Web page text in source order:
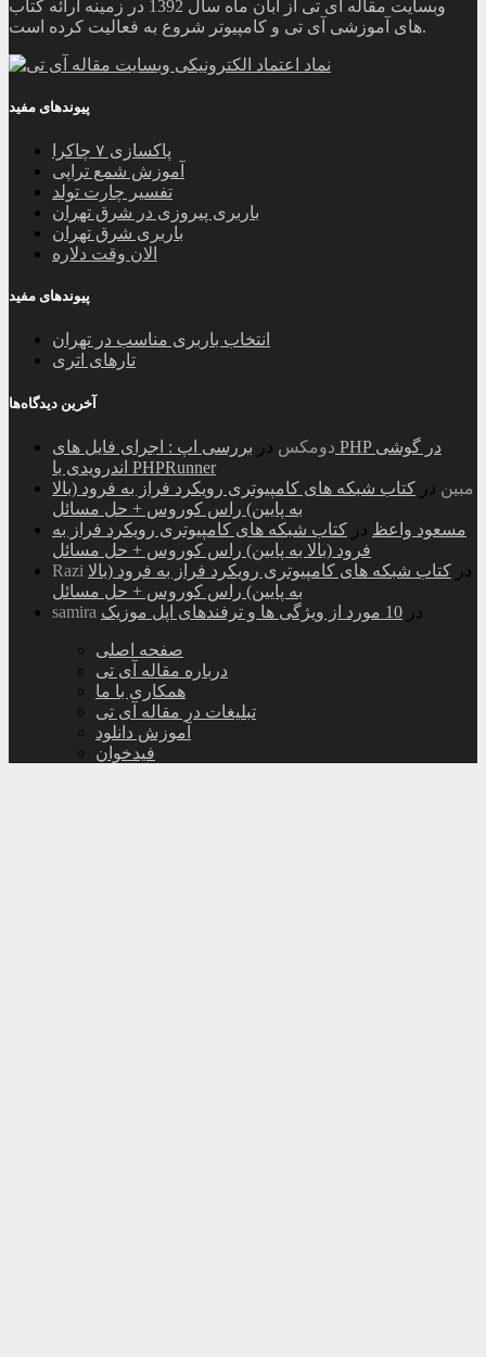
وبسایت مقاله آی تی از آبان ماه سال 1392 در زمینه ارائه کتاب
های آموزشی آی تی و کامپیوتر شروع به فعالیت کرده است.
پیوندهای مفید
پاکسازی ۷ چاکرا
آموزش شمع تراپی
تفسیر چارت تولد
باربری پیروزی در شرق تهران
باربری شرق تهران
الان وقت دلاره
پیوندهای مفید
انتخاب باربری مناسب در تهران
تارهای اتری
آخرین دیدگاه‌ها
دومکس در بررسی اپ : اجرای فایل های PHP در گوشی
اندرویدی با PHPRunner
مبین در کتاب شبکه های کامپیوتری رویکرد فراز به فرود (بالا
به پایین) راس کوروس + حل مسائل
مسعود واعظ در کتاب شبکه های کامپیوتری رویکرد فراز به
فرود (بالا به پایین) راس کوروس + حل مسائل
Razi
در کتاب شبکه های کامپیوتری رویکرد فراز به فرود (بالا
به پایین) راس کوروس + حل مسائل
samira
در 10 مورد از ویژگی ها و ترفندهای اپل موزیک
صفحه اصلی
درباره مقاله آی تی
همکاری با ما
تبلیغات در مقاله آی تی
آموزش دانلود
فیدخوان